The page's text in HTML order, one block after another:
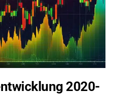
2020-